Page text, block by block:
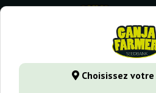
Choisissez
GanjaFarmer.fr Variétés de